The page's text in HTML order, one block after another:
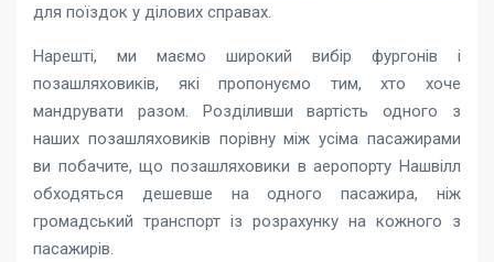
для поїздок у ділових справах.
Нарешті, ми маємо широкий вибір фургонів і
позашляховиків, які пропонуємо тим, хто хоче
мандрувати разом. Розділивши вартість одного з
наших позашляховиків порівну між усіма пасажирами
ви побачите, що позашляховики в аеропорту Нашвілл
обходяться дешевше на одного пасажира, ніж
громадський транспорт із розрахунку на кожного з
пасажирів.